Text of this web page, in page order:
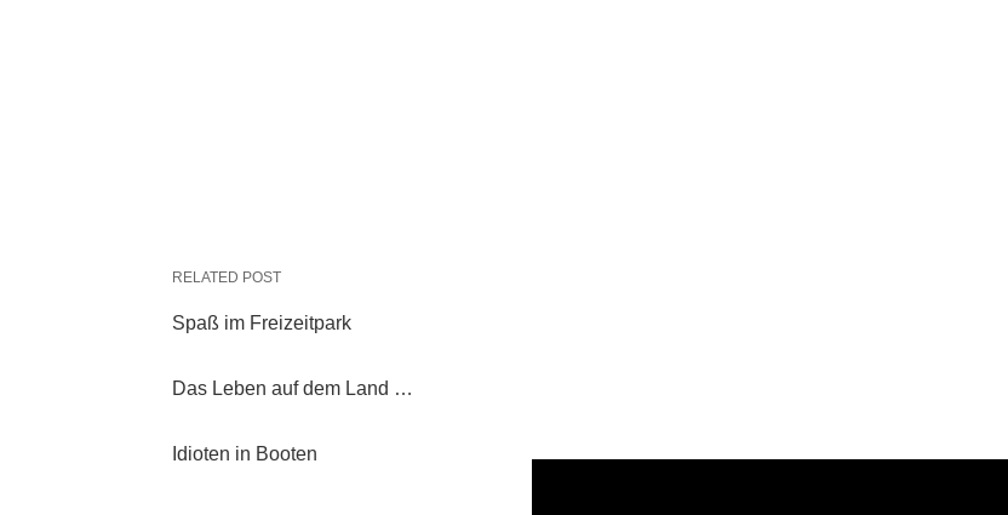
RELATED POST
Spaß im Freizeitpark
Das Leben auf dem Land …
Idioten in Booten